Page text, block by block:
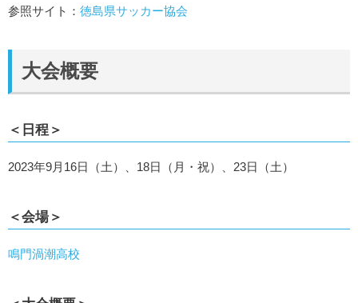
参照サイト： 徳島県サッカー協会
大会概要
＜日程＞
2023年9月16日（土）、18日（月・祝）、23日（土）
＜会場＞
鳴門渦潮高校